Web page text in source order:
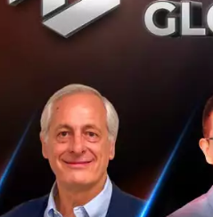
ก้าวกระโดดอีกขั้นด้วย
ขณะนี้ Synchron กำลังก้าวไ
อตเข้ากับ BCI เพื่อให้ผู้ป่วย
ข้อความโดยใช้ BCI ต้องใช้
การนำ ChatGPT เข้ามาปร